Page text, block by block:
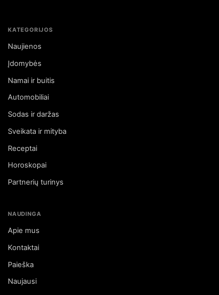
KATEGORIJOS
Naujienos
Įdomybės
Namai ir buitis
Automobiliai
Sodas ir daržas
Sveikata ir mityba
Receptai
Horoskopai
Partnerių turinys
NAUDINGA
Apie mus
Kontaktai
Paieška
Naujausi